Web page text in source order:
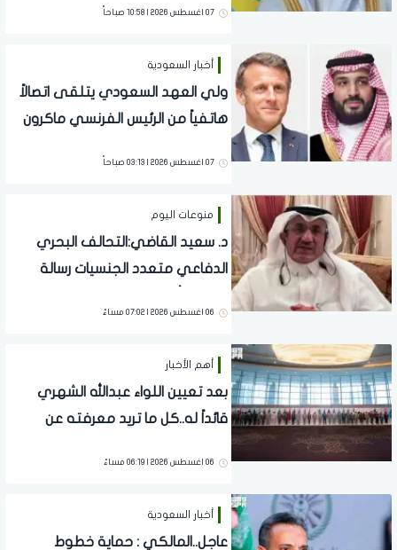
لحماية أمنها وسيادتها
07 اغسطس 2026 | 10:58 صباحاً
أخبار السعودية
ولي العهد السعودي يتلقى اتصالاً
هاتفياً من الرئيس الفرنسي ماكرون
والعلاقات الثنائية
07 اغسطس 2026 | 03:13 صباحاً
منوعات اليوم
د. سعيد القاضي:التحالف البحري
الدفاعي متعدد الجنسيات رسالة
المائية
06 اغسطس 2026 | 07:02 مساءً
أهم الأخبار
بعد تعيين اللواء عبدالله الشهري
قائداً له..كل ما تريد معرفته عن
الجنسيات وأهدافه وكافة التفاصيل
06 اغسطس 2026 | 06:19 مساءً
أخبار السعودية
عاجل..المالكي : حماية خطوط